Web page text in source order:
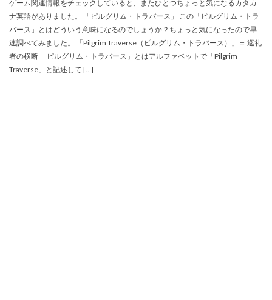
ゲーム関連情報をチェックしていると、またひとつちょっと気になるカタカ
ナ英語がありました。 「ピルグリム・トラバース」 この「ピルグリム・トラ
バース」とはどういう意味になるのでしょうか？ちょっと気になったので早
速調べてみました。 「Pilgrim Traverse（ピルグリム・トラバース）」＝ 巡礼
者の横断 「ピルグリム・トラバース」とはアルファベットで「Pilgrim
Traverse」と記述して […]